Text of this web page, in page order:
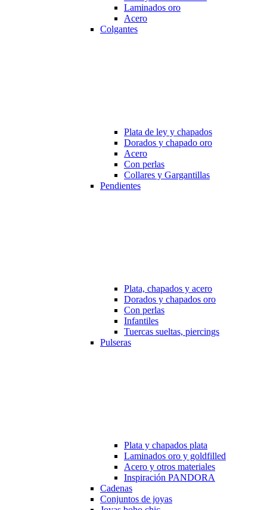
Laminados oro
Acero
Colgantes
Plata de ley y chapados
Dorados y chapado oro
Acero
Con perlas
Collares y Gargantillas
Pendientes
Plata, chapados y acero
Dorados y chapados oro
Con perlas
Infantiles
Tuercas sueltas, piercings
Pulseras
Plata y chapados plata
Laminados oro y goldfilled
Acero y otros materiales
Inspiración PANDORA
Cadenas
Conjuntos de joyas